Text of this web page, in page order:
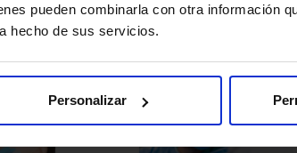
pueden combinarla con otra información
hecho de sus servicios.
Personalizar
la Vida. Cuidamos de su salud